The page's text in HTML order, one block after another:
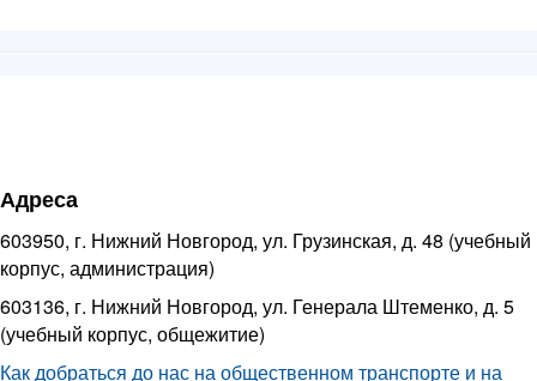
Адреса
603950, г. Нижний Новгород, ул. Грузинская, д. 48 (учебный
корпус, администрация)
603136, г. Нижний Новгород, ул. Генерала Штеменко, д. 5
(учебный корпус, общежитие)
Как добраться до нас на общественном транспорте и на